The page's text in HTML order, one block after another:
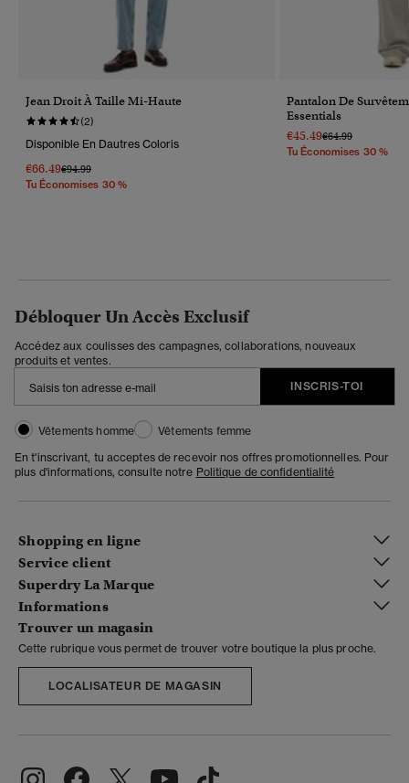
Jean Droit À Taille Mi-Haute
(2)
Disponible En Dautres Coloris
€66.49Prix Réduit De
€94.99À
Tu Économises 30 %
Pantalon De
Essentials
€45.49Prix Réduit De
€64.99À
Tu Économises 30 %
Débloquer Un Accès Exclusif
Accédez aux coulisses des campagnes, collaborations, nouveaux
produits et ventes.
INSCRIS-TOI
Vêtements homme
Vêtements femme
En t'inscrivant, tu acceptes de recevoir nos offres promotionnelles. Pour
plus d'informations, consulte notre Politique de confidentialité
Shopping en ligne
Service client
Superdry La Marque
Informations
Trouver un magasin
Cette rubrique vous permet de trouver votre boutique la plus proche.
LOCALISATEUR DE MAGASIN